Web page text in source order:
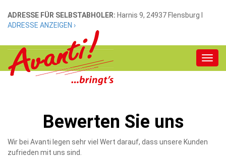
ADRESSE FÜR SELBSTABHOLER: Harnis 9, 24937 Flensburg Ι
ADRESSE ANZEIGEN ›
Bewerten Sie uns
Wir bei Avanti legen sehr viel Wert darauf, dass unsere Kunden
zufrieden mit uns sind.